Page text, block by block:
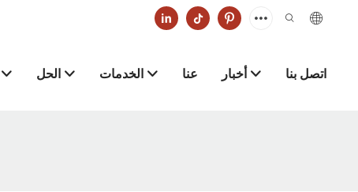
الحل الخدمات عنا أخبار اتصل بنا